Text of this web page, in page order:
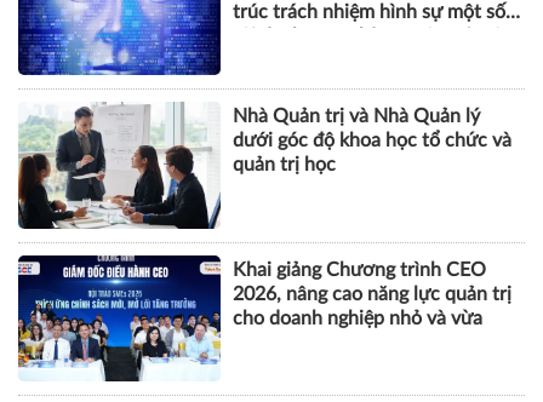
trúc trách nhiệm hình sự một số
Nhà Quản trị và Nhà Quản lý
dưới góc độ khoa học tổ chức và
quản trị học
Khai giảng Chương trình CEO
2026, nâng cao năng lực quản trị
cho doanh nghiệp nhỏ và vừa